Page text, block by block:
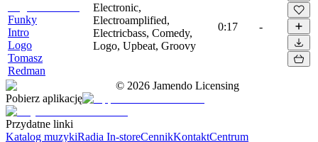
Funky
Intro
Logo
Tomasz
Redman
Electronic,
Electroamplified,
Electricbass, Comedy,
Logo, Upbeat, Groovy
0:17 -
© 2026 Jamendo Licensing
Pobierz aplikację
Przydatne linki
Katalog muzykiRadia In-storeCennikKontaktCentrum